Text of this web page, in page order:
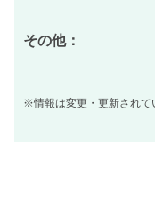
その他：
※情報は変更・更新されて